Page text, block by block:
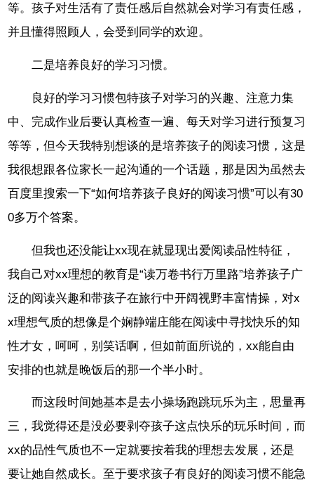
等。孩子对生活有了责任感后自然就会对学习有责任感，
并且懂得照顾人，会受到同学的欢迎。
二是培养良好的学习习惯。
良好的学习习惯包特孩子对学习的兴趣、注意力集
中、完成作业后要认真检查一遍、每天对学习进行预复习
等等，但今天我特别想谈的是培养孩子的阅读习惯，这是
我很想跟各位家长一起沟通的一个话题，那是因为虽然去
百度里搜索一下“如何培养孩子良好的阅读习惯”可以有30
0多万个答案。
但我也还没能让xx现在就显现出爱阅读品性特征，
我自己对xx理想的教育是“读万卷书行万里路”培养孩子广
泛的阅读兴趣和带孩子在旅行中开阔视野丰富情操，对x
x理想气质的想像是个娴静端庄能在阅读中寻找快乐的知
性才女，呵呵，别笑话啊，但如前面所说的，xx能自由
安排的也就是晚饭后的那一个半小时。
而这段时间她基本是去小操场跑跳玩乐为主，思量再
三，我觉得还是没必要剥夺孩子这点快乐的玩乐时间，而
xx的品性气质也不一定就要按着我的理想去发展，还是
要让她自然成长。至于要求孩子有良好的阅读习惯不能急